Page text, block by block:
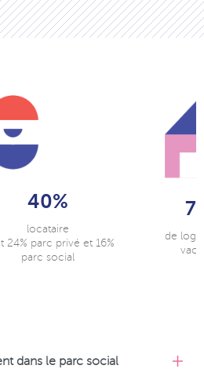
40%
locataire
24% parc privé et 16%
parc social
de
dans le parc social